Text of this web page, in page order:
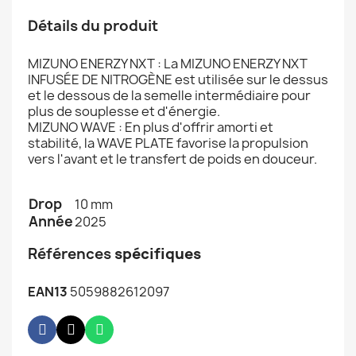
Détails du produit
MIZUNO ENERZY NXT : La MIZUNO ENERZY NXT
INFUSÉE DE NITROGÈNE est utilisée sur le dessus
et le dessous de la semelle intermédiaire pour
plus de souplesse et d'énergie.
MIZUNO WAVE : En plus d'offrir amorti et
stabilité, la WAVE PLATE favorise la propulsion
vers l'avant et le transfert de poids en douceur.
Drop 10 mm
Année2025
Références spécifiques
EAN13 5059882612097